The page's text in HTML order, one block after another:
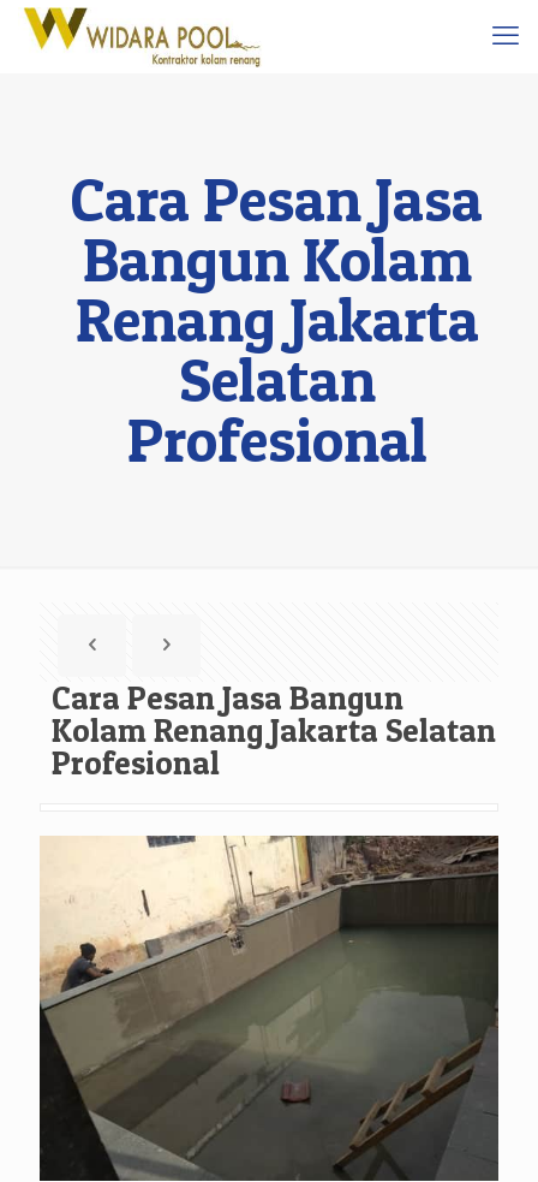
Cara Pesan Jasa
Bangun Kolam
Renang Jakarta
Selatan
Profesional
Cara Pesan Jasa Bangun
Kolam Renang Jakarta Selatan
Profesional